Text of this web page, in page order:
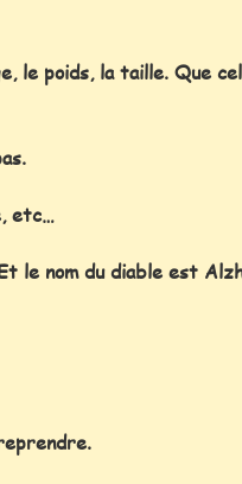
le poids, la taille. Que
etc…
le nom du diable est